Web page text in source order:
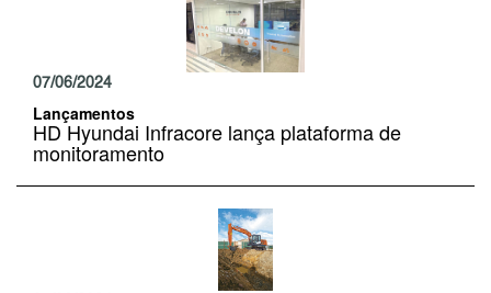
07/06/2024
Lançamentos
HD Hyundai Infracore lança plataforma de
monitoramento